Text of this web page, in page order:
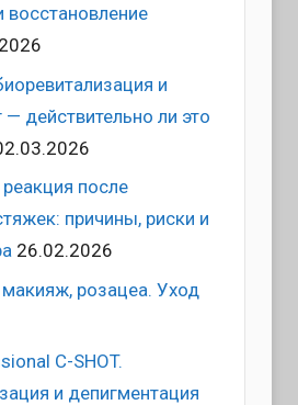
восстановление
и
действительно ли это
после
причины, риски и
26.02.2026
розацеа. Уход
C-SHOT.
и депигментация